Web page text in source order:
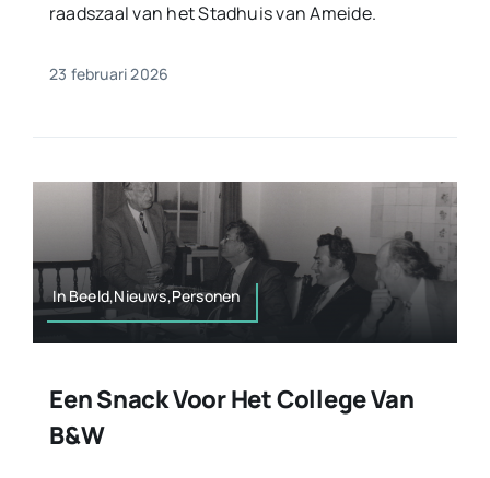
raadszaal van het Stadhuis van Ameide.
23 februari 2026
In Beeld,Nieuws,Personen
Een Snack Voor Het College Van
B&W